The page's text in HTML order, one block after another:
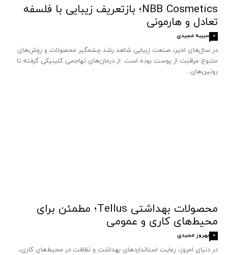
NBB Cosmetics؛ بازتعریف زیبایی با فلسفه
تعادل و هارمونی
حبیبه مجیدی 0
در سال‌های اخیر، صنعت زیبایی شاهد رشد چشمگیر محصولات و روش‌های
متنوع مراقبت از پوست بوده است. از درمان‌های تهاجمی کلینیکی گرفته تا
روتین‌های...
محصولات بهداشتی Tellus؛ مطمئن برای
محیط‌های کاری و عمومی
بهروز مجیدی 0
در دنیای امروز، رعایت استانداردهای بهداشت و نظافت در محیط‌های کاری،